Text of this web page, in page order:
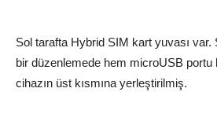
Sol tarafta Hybrid SIM kart yuvası var.
bir düzenlemede hem microUSB
cihazın üst kısmına yerleştirilmiş.